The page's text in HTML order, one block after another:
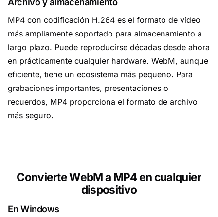
MP4 con codificación H.264 es el formato de vídeo
más ampliamente soportado para almacenamiento a
largo plazo. Puede reproducirse décadas desde ahora
en prácticamente cualquier hardware. WebM, aunque
eficiente, tiene un ecosistema más pequeño. Para
grabaciones importantes, presentaciones o
recuerdos, MP4 proporciona el formato de archivo
más seguro.
Convierte WebM a MP4 en cualquier
dispositivo
En Windows